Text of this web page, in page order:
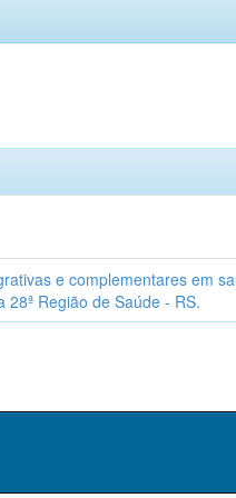
e complementares em
Região de Saúde - RS.